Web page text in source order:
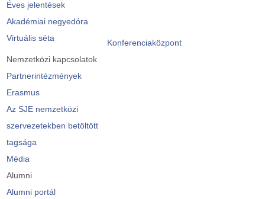
Éves jelentések
Akadémiai negyedóra
Virtuális séta
Konferenciaközpont
Nemzetközi kapcsolatok
Partnerintézmények
Erasmus
Az SJE nemzetközi
szervezetekben betöltött
tagsága
Média
Alumni
Alumni portál